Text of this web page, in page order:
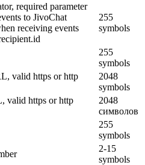
required parameter
to JivoChat
receiving events
255
symbols
255
symbols
valid https or http
2048
symbols
valid https or http
2048
символов
255
symbols
2-15
symbols